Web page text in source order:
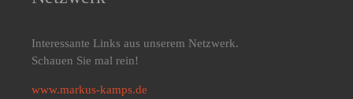
Interessante Links aus unserem Netzwerk.
Schauen Sie mal rein!
www.markus-kamps.de